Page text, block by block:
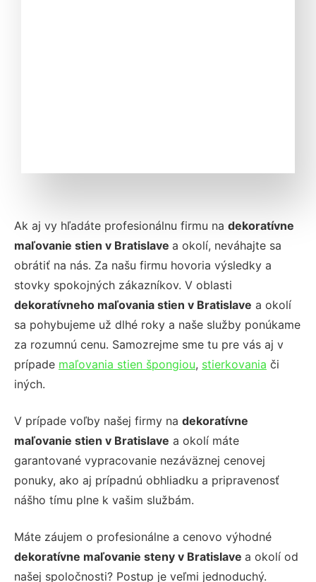
Ak aj vy hľadáte profesionálnu firmu na dekoratívne
maľovanie stien v Bratislave a okolí, neváhajte sa
obrátiť na nás. Za našu firmu hovoria výsledky a
stovky spokojných zákazníkov. V oblasti
dekoratívneho maľovania stien v Bratislave a okolí
sa pohybujeme už dlhé roky a naše služby ponúkame
za rozumnú cenu. Samozrejme sme tu pre vás aj v
prípade maľovania stien špongiou, stierkovania či
iných.
V prípade voľby našej firmy na dekoratívne
maľovanie stien v Bratislave a okolí máte
garantované vypracovanie nezáväznej cenovej
ponuky, ako aj prípadnú obhliadku a pripravenosť
nášho tímu plne k vašim službám.
Máte záujem o profesionálne a cenovo výhodné
dekoratívne maľovanie steny v Bratislave a okolí od
našej spoločnosti? Postup je veľmi jednoduchý.